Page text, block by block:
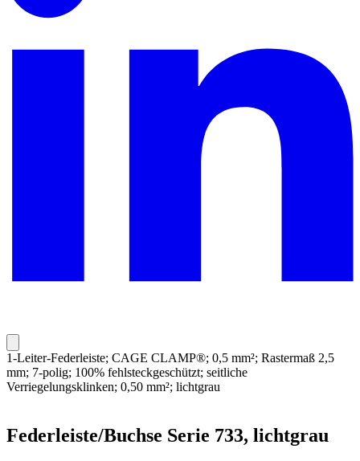
1-Leiter-Federleiste; CAGE CLAMP®; 0,5 mm²; Rastermaß 2,5
mm; 7-polig; 100% fehlsteckgeschützt; seitliche
Verriegelungsklinken; 0,50 mm²; lichtgrau
Federleiste/Buchse Serie 733, lichtgrau